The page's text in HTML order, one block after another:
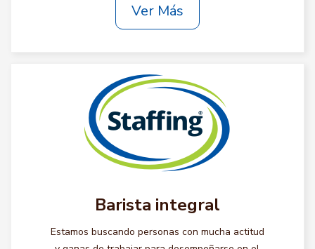
Ver Más
Barista integral
Estamos buscando personas con mucha actitud